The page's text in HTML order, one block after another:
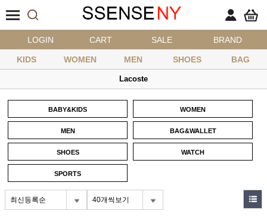
LOGIN CART SALE BRAND
KIDS WOMEN MEN SHOES BAG
Lacoste
BABY&KIDS WOMEN
MEN BAG&WALLET
SHOES WATCH
SPORTS
최신등록순 40개씩보기